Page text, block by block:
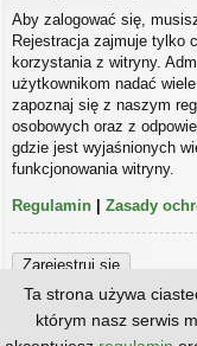
Aby zalogować się,
Rejestracja zajmuje tylko
korzystania z witryny.
użytkownikom nadać
zapoznaj się z naszym
osobowych oraz z
gdzie jest wyjaśnionych
funkcjonowania witryny.
Regulamin | Zasady
Zarejestruj się
Strona główna
Ta strona używa
którym nasz serwis